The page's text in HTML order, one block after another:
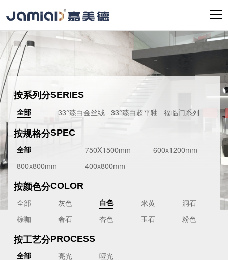
按系列分SERIES
全部 33°臻白金丝绒 33°臻白超平釉 福临门系列
按规格分SPEC
全部 750X1500mm
600x1200mm
800x800mm
400x800mm
按颜色分COLOR
全部
灰色 白色 米黄
洞石
棕咖
奢石 杏色 玉石 粉色
按工艺分PROCESS
全部 亮光 哑光